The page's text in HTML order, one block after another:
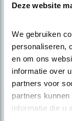
Deze website
We gebruiken
personaliseren,
en om ons
informatie over
partners voor
partners
informatie die u